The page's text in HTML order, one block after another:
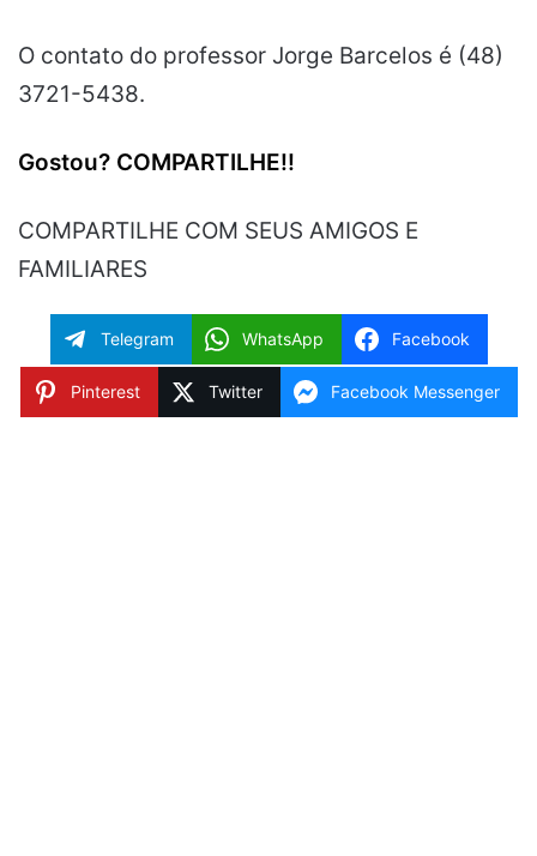
O contato do professor Jorge Barcelos é (48)
3721-5438.
Gostou? COMPARTILHE!!
COMPARTILHE COM SEUS AMIGOS E
FAMILIARES
Telegram WhatsApp Facebook
Pinterest Twitter Facebook Messenger